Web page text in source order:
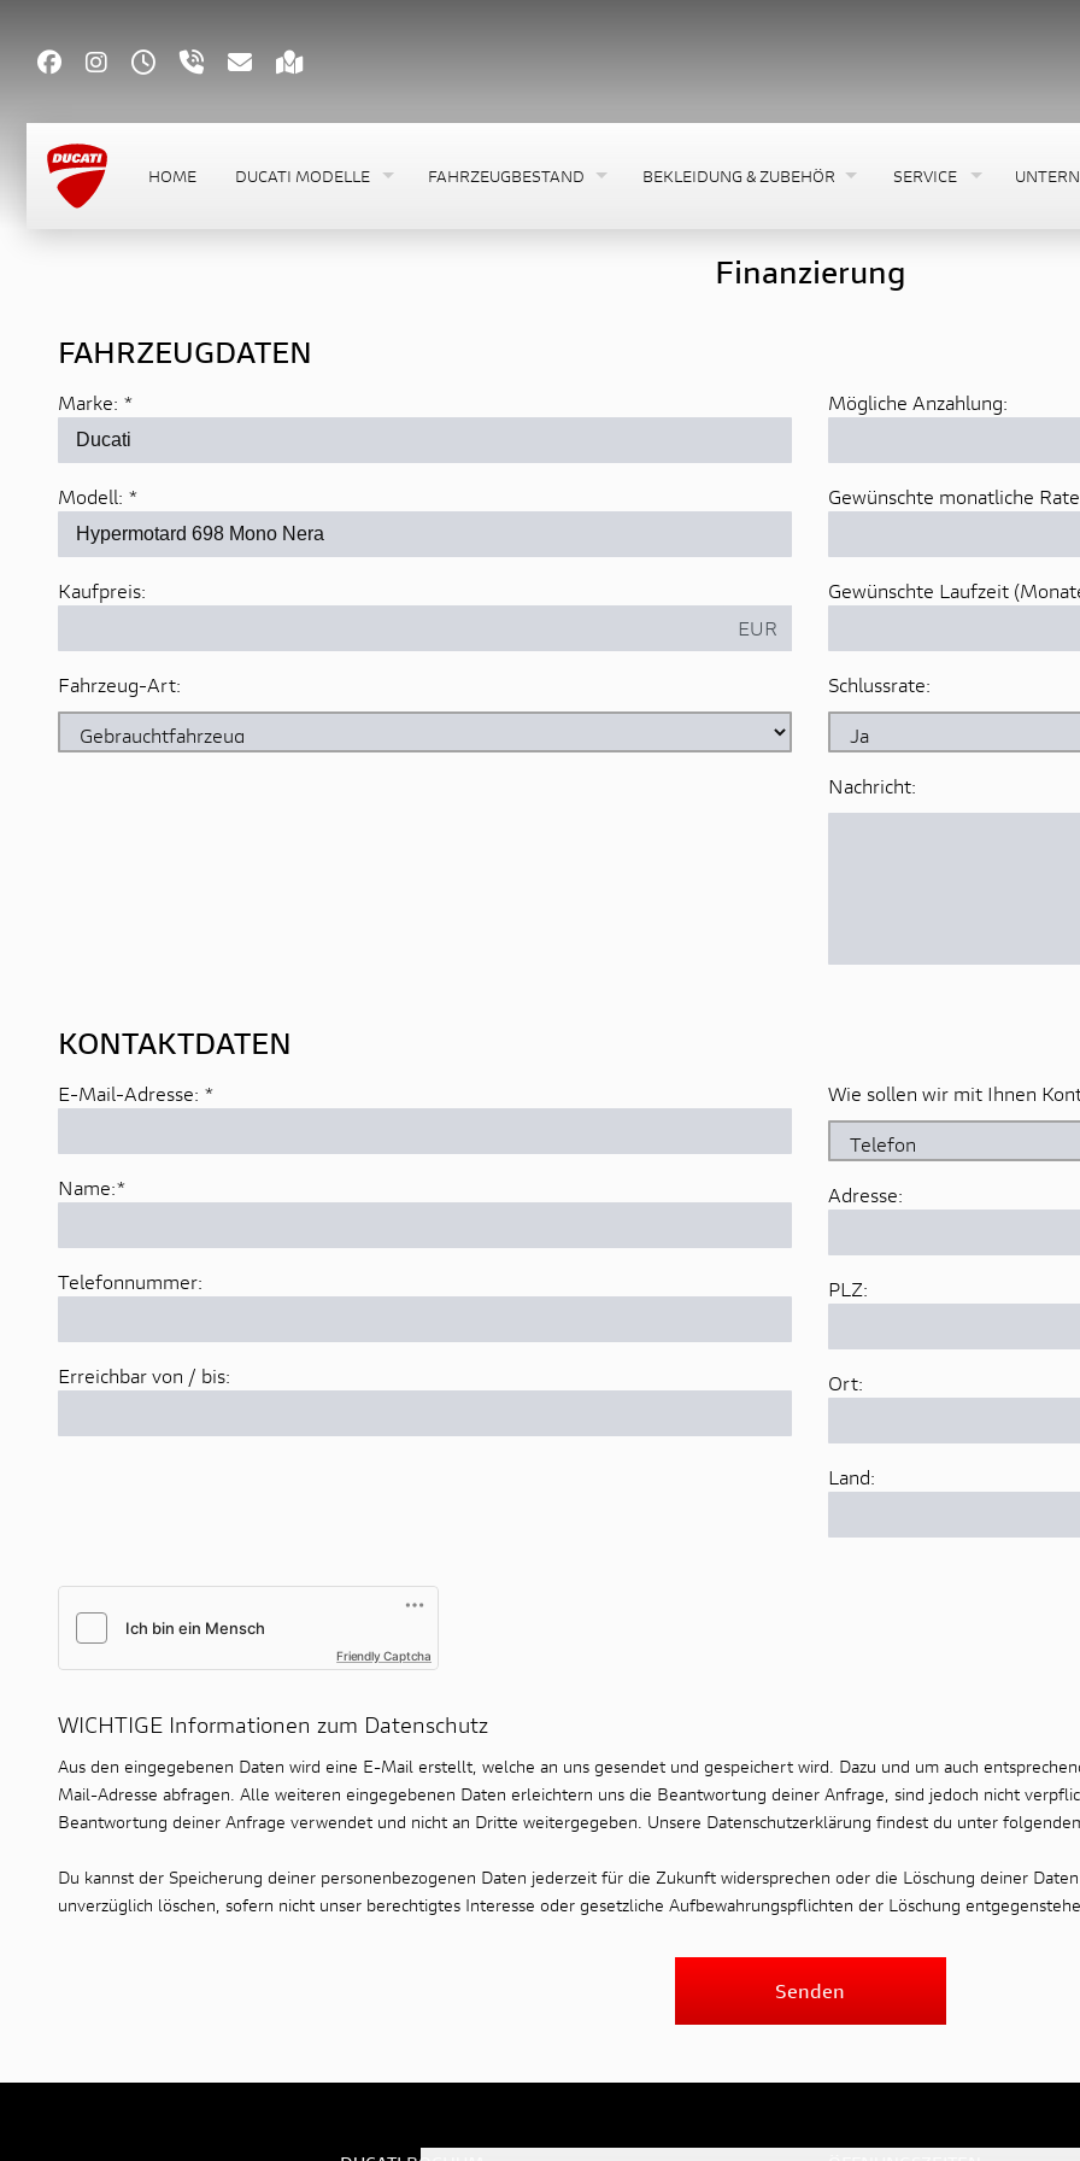
HOME DUCATI MODELLE FAHRZEUGBESTAND BEKLEIDUNG & ZUBEHÖR SERVICE
Finanzierung
FAHRZEUGDATEN
Marke: *
Modell: *
Kaufpreis:
EUR
Fahrzeug-Art:
Mögliche Anzahlung:
Gewünschte monatliche
Gewünschte Laufzeit
Schlussrate:
Nachricht:
KONTAKTDATEN
E-Mail-Adresse: *
Name:*
Telefonnummer:
Erreichbar von / bis:
Wie sollen wir mit Ihnen
Adresse:
PLZ:
Ort:
Land:
Friendly Captcha
WICHTIGE Informationen zum Datenschutz
Aus den eingegebenen Daten wird eine E-Mail erstellt, welche an uns gesendet und gespeichert wird. Dazu und um auch
Mail-Adresse abfragen. Alle weiteren eingegebenen Daten erleichtern uns die Beantwortung deiner Anfrage, sind jedoch nicht
Beantwortung deiner Anfrage verwendet und nicht an Dritte weitergegeben. Unsere Datenschutzerklärung findest du unter
Du kannst der Speicherung deiner personenbezogenen Daten jederzeit für die Zukunft widersprechen oder die Löschung deiner
unverzüglich löschen, sofern nicht unser berechtigtes Interesse oder gesetzliche Aufbewahrungspflichten der Löschung
Senden